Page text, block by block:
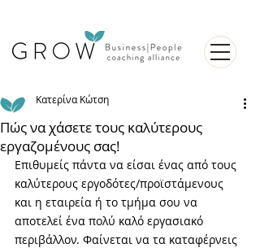
Πώς να χάσετε τους καλύτερους
εργαζομένους σας!
Κατερίνα Κώτση
Επιθυμείς πάντα να είσαι ένας από τους
καλύτερους εργοδότες/προϊστάμενους
και η εταιρεία ή το τμήμα σου να
αποτελεί ένα πολύ καλό εργασιακό
περιβάλλον. Φαίνεται να τα καταφέρνεις